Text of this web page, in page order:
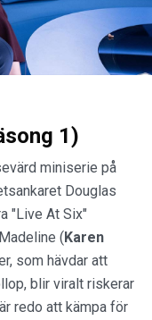
1)
miniserie på
Douglas
"Live At Six"
(Karen
som hävdar att
blir viralt riskerar
redo att kämpa för